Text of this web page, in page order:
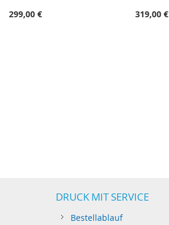
299,00 €
319,00 €
DRUCK MIT SERVICE
Bestellablauf